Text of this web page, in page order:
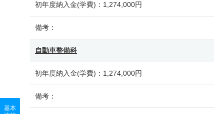
基本
初年度納入金(学費)： 1,274,000円
備考：
自動車整備科
初年度納入金(学費)： 1,274,000円
備考：